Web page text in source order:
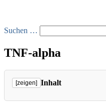
Suchen …
TNF-alpha
[zeigen] Inhalt